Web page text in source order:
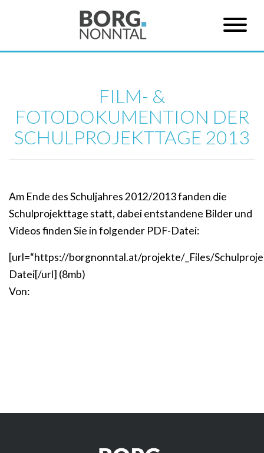
FILM- &
FOTODOKUMENTION DER
SCHULPROJEKTTAGE 2013
Am Ende des Schuljahres 2012/2013 fanden die
Schulprojekttage statt, dabei entstandene Bilder und
Videos finden Sie in folgender PDF-Datei:
[url=“https://borgnonntal.at/projekte/_Files/
Datei[/url] (8mb)
Von: